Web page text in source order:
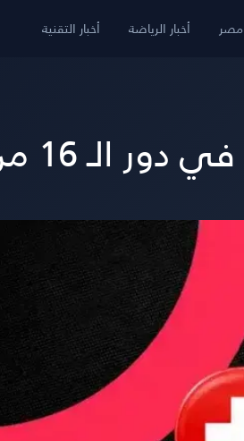
مصر أخبار الرياضة أخبار التقنية
العالم 2026